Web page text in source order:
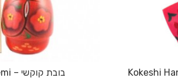
מידע נוסף
בובת קוקשי – Hohoemi